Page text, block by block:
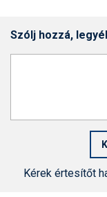
Szólj hozzá,
Kérek értesítőt